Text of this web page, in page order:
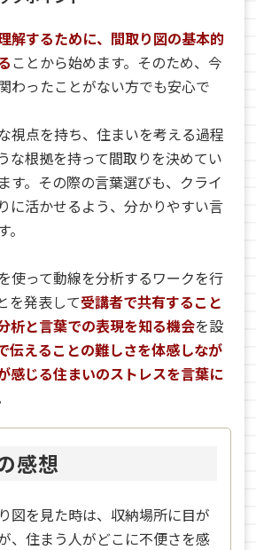
解するために、間取り図の基本的
ことから始めます。そのため、今
わったことがない方でも安心で
視点を持ち、住まいを考える過程
な根拠を持って間取りを決めてい
す。その際の言葉選びも、クライ
に活かせるよう、分かりやすい言
使って動線を分析するワークを行
を発表して受講者で共有すること
析と言葉での表現を知る機会を設
伝えることの難しさを体感しなが
感じる住まいのストレスを言葉に
感想
図を見た時は、収納場所に目が
、住まう人がどこに不便さを感